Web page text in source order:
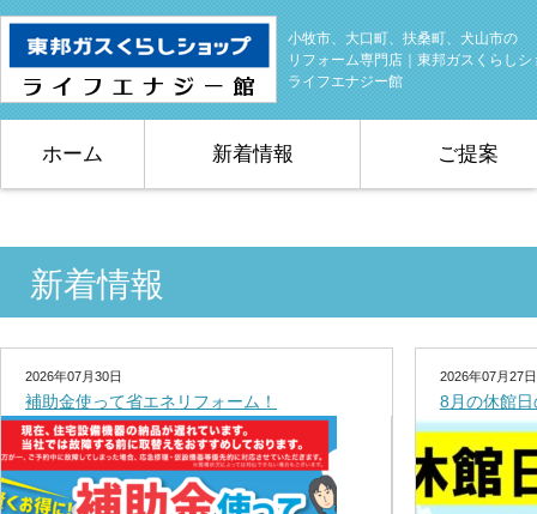
小牧市、大口町、扶桑町、犬山市の
リフォーム専門店｜東邦ガスくらしシ
ライフエナジー館
ホーム 新着情報 ご提案
新着情報
2026年07月30日
補助金使って省エネリフォーム！
2026年07月27日
8月の休館